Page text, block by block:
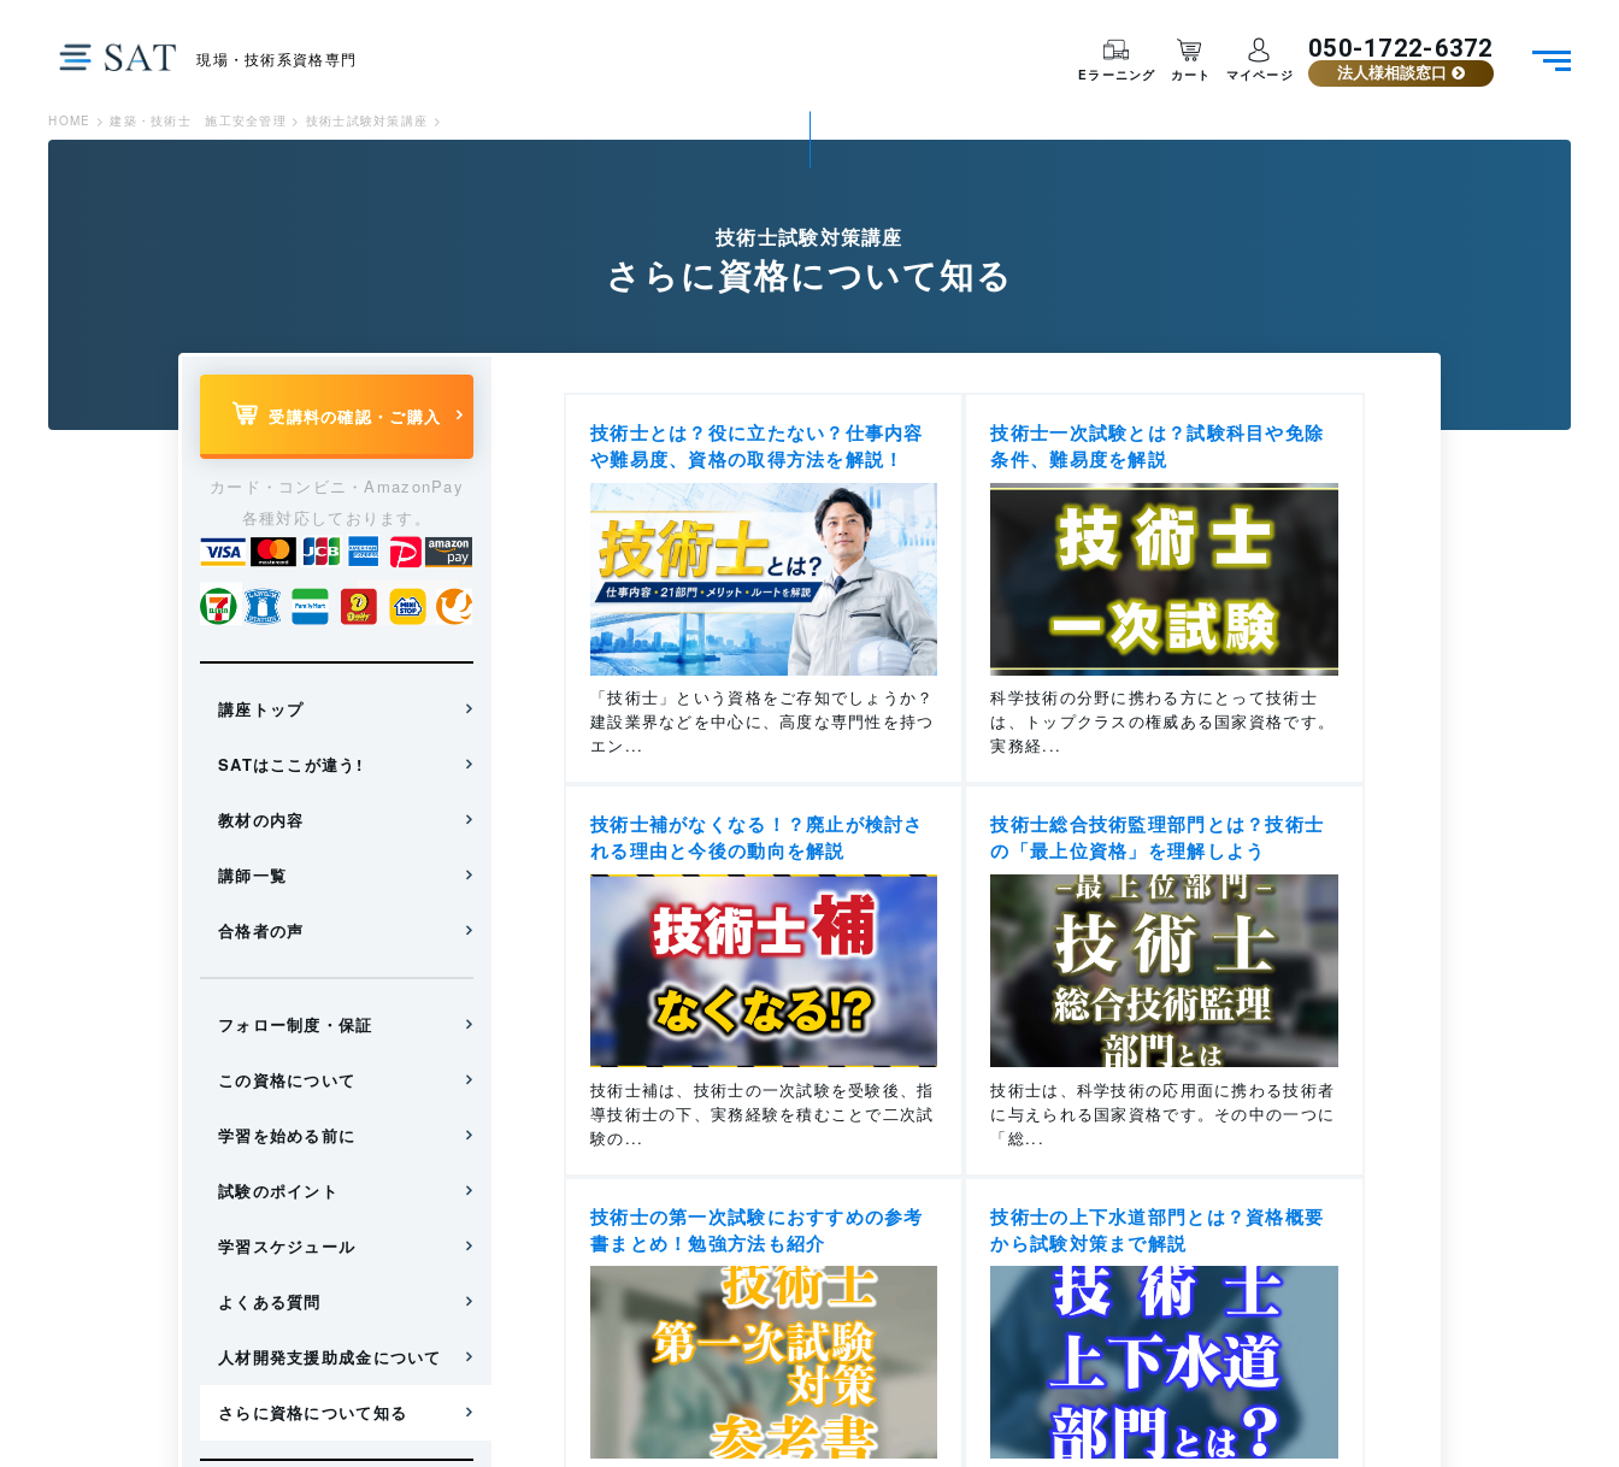
現場・技術系資格専門
Eラーニング カート マイページ
050-1722-6372
法人様相談窓口
HOME > 建築・技術士 施工安全管理 > 技術士試験対策講座 >
技術士試験対策講座
さらに資格について知る
受講料の確認・ご購入
カード・コンビニ・AmazonPay
各種対応しております。
講座トップ
SATはここが違う!
教材の内容
講師一覧
合格者の声
フォロー制度・保証
この資格について
学習を始める前に
試験のポイント
学習スケジュール
よくある質問
人材開発支援助成金について
さらに資格について知る
技術士とは？役に立たない？仕事内容
や難易度、資格の取得方法を解説！
「技術士」という資格をご存知でしょうか？
建設業界などを中心に、高度な専門性を持つ
エン...
技術士一次試験とは？試験科目や免除
条件、難易度を解説
科学技術の分野に携わる方にとって技術士
は、トップクラスの権威ある国家資格です。
実務経...
技術士補がなくなる！？廃止が検討さ
れる理由と今後の動向を解説
技術士補は、技術士の一次試験を受験後、指
導技術士の下、実務経験を積むことで二次試
験の...
技術士総合技術監理部門とは？技術士
の「最上位資格」を理解しよう
技術士は、科学技術の応用面に携わる技術者
に与えられる国家資格です。その中の一つに
「総...
技術士の第一次試験におすすめの参考
書まとめ！勉強方法も紹介
技術士の上下水道部門とは？資格概要
から試験対策まで解説